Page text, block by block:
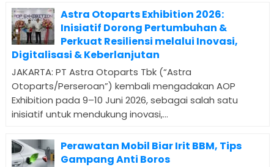
Astra Otoparts Exhibition 2026:
Inisiatif Dorong Pertumbuhan &
Perkuat Resiliensi melalui Inovasi,
Digitalisasi & Keberlanjutan
JAKARTA: PT Astra Otoparts Tbk (“Astra
Otoparts/Perseroan”) kembali mengadakan AOP
Exhibition pada 9–10 Juni 2026, sebagai salah satu
inisiatif untuk mendukung inovasi,...
Perawatan Mobil Biar Irit BBM, Tips
Gampang Anti Boros